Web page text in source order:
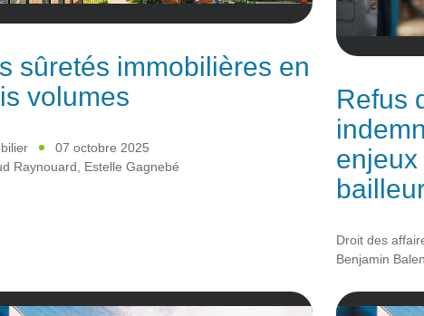
sûretés immobilières en
volumes
07 octobre 2025
Raynouard, Estelle Gagnebé
Refus
Droit des
Benjamin